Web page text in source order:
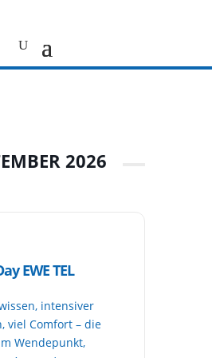
2026
EWE TEL
intensiver
viel Comfort – die
Wendepunkt,